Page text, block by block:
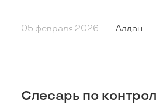
05 февраля 2026 Алдан
Слесарь по